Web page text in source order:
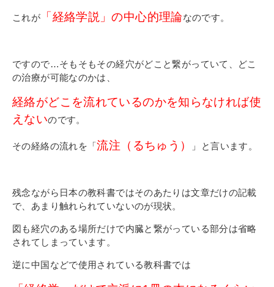
これが 「経絡学説」の中心的理論なのです。
ですので…そもそもその経穴がどこと繋がっていて、どこ
の治療が可能なのかは、
経絡がどこを流れているのかを知らなければ使
えないのです。
その経絡の流れを「流注（るちゅう） 」と言います。
残念ながら日本の教科書ではそのあたりは文章だけの記載
で、あまり触れられていないのが現状。
図も経穴のある場所だけで内臓と繋がっている部分は省略
されてしまっています。
逆に中国などで使用されている教科書では